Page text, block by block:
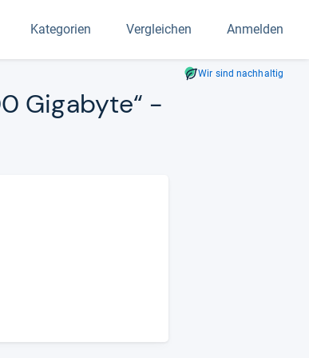
Kategorien Vergleichen Anmelden
Wir sind nachhaltig
Giga­byte“ -​